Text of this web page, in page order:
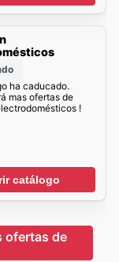
ha caducado.
mas ofertas de
!
catálogo
ofertas de